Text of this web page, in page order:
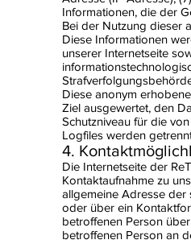
Informationen, die der
Bei der Nutzung dieser
Diese Informationen
unserer Internetseite
Diese anonym
Ziel ausgewertet, den
Schutzniveau für die
Logfiles werden
4.
Die Internetseite der
Kontaktaufnahme zu
allgemeine Adresse der
oder über ein
betroffenen Person
betroffenen Person an